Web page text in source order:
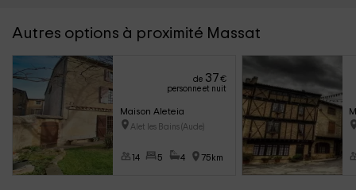
Autres options à proximité Massat
de 37€
personne et nuit
Maison Aleteia
Alet les Bains (Aude)
14 5 4 75km